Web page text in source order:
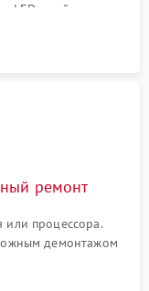
LED-драйвера и
ремонт
или процессора.
демонтажом
дорожек,